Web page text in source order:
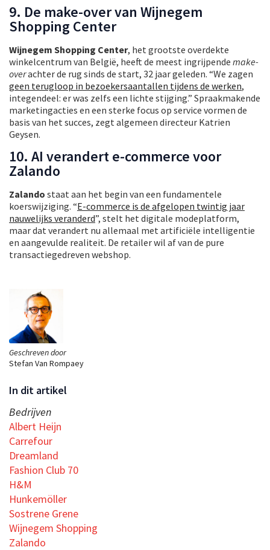
Geschreven door
Stefan Van Rompaey
In dit artikel
Bedrijven
Albert Heijn
Carrefour
Dreamland
Fashion Club 70
H&M
Hunkemöller
Sostrene Grene
Wijnegem Shopping
Zalando
9. De make-over van Wijnegem
Shopping Center
Wijnegem Shopping Center, het grootste overdekte
winkelcentrum van België, heeft de meest ingrijpende make-
overachter de rug sinds de start, 32 jaar geleden. “We zagen
geen terugloop in bezoekersaantallen tijdens de werken,
integendeel: er was zelfs een lichte stijging.” Spraakmakende
marketingacties en een sterke focus op service vormen de
basis van het succes, zegt algemeen directeur Katrien
Geysen.
10. AI verandert e-commerce voor
Zalando
Zalando staat aan het begin van een fundamentele
koerswijziging. “E-commerce is de afgelopen twintig jaar
nauwelijks veranderd”, stelt het digitale modeplatform,
maar dat verandert nu allemaal met artificiële intelligentie
en aangevulde realiteit. De retailer wil af van de pure
transactiegedreven webshop.